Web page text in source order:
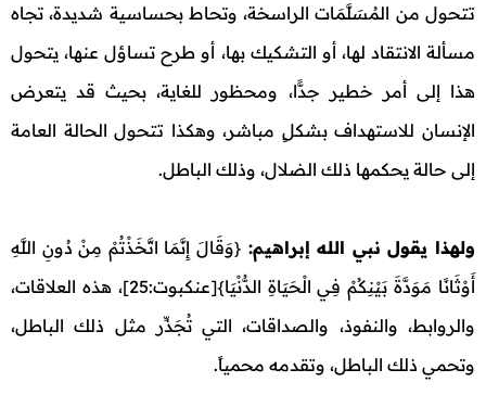
تتحول من المُسَلَّمَات الراسخة، وتحاط بحساسية شديدة، تجاه
مسألة الانتقاد لها، أو التشكيك بها، أو طرح تساؤل عنها، يتحول
هذا إلى أمر خطير جدًّا، ومحظور للغاية، بحيث قد يتعرض
الإنسان للاستهداف بشكلٍ مباشر، وهكذا تتحول الحالة العامة
إلى حالة يحكمها ذلك الضلال، وذلك الباطل.
ولهذا يقول نبي الله إبراهيم:{وَقَالَ إِنَّمَا اتَّخَذْتُمْ مِنْ دُونِ اللَّهِ
أَوْثَانًا مَوَدَّةَ بَيْنِكُمْ فِي الْحَيَاةِ الدُّنْيَا}[عنكبوت:25]، هذه العلاقات،
والروابط، والنفوذ، والصداقات، التي تُجَذِّر مثل ذلك الباطل،
وتحمي ذلك الباطل، وتقدمه محمياً.